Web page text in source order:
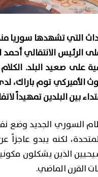
التي تشهدها سوريا
الرئيس الانتقالي
على صعيد البلد.
توم باراك، لدى
بين البلدين تمهيداً
السوري الجديد وضع
لكنه يبدو
الذين يشكلون
القرن الماضي.